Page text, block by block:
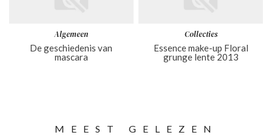
Algemeen
De geschiedenis van
mascara
Collecties
Essence make-up Floral
grunge lente 2013
MEEST GELEZEN